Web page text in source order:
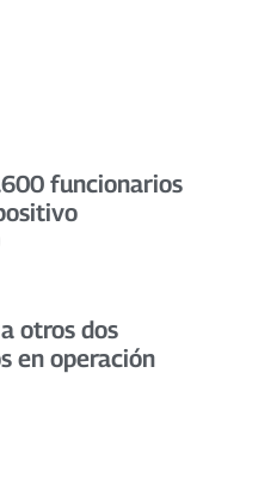
funcionarios
otros dos
en operación